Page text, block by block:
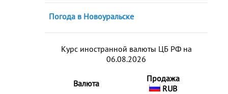
Погода в Новоуральске
Курс иностранной валюты ЦБ РФ на
06.08.2026
Валюта
Продажа
RUB